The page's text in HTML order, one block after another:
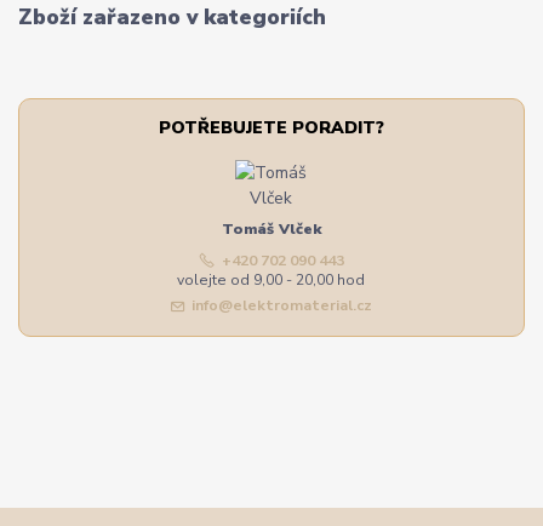
Zboží zařazeno v kategoriích
POTŘEBUJETE PORADIT?
Tomáš Vlček
+420 702 090 443
volejte od 9,00 - 20,00 hod
info@elektromaterial.cz